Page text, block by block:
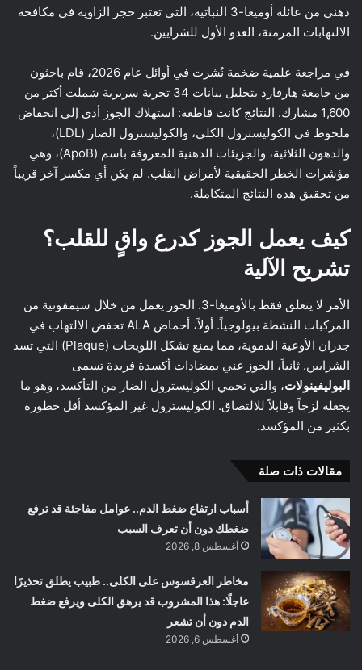
دهني من عائلة أوميغا-3 النباتية، التي تعتبر حجر الزاوية في مكافحة
الالتهابات المزمنة، العدو الأول للشرايين.
في مراجعة علمية ضخمة نُشرت في أوائل عام 2026، قام باحثون
من جامعة هارفارد بتحليل بيانات 34 تجربة سريرية شملت أكثر من
1,600 مشارك. النتائج كانت قاطعة: استهلاك الجوز أدى إلى انخفاض
ملحوظ في الكوليسترول الكلي، والكوليسترول الضار (LDL)،
والدهون الثلاثية، والجزيئات الدهنية المعروفة باسم (ApoB)، وهي
مؤشرات الخطر الحقيقية لأمراض القلب. لم يكن أي مكسر آخر قريباً
من تحقيق هذه النتائج المتكاملة.
كيف يعمل الجوز كدرع واقٍ للقلب؟
تشريح الآلية
الأمر لا يتعلق فقط بالأوميغا-3. الجوز يعمل من خلال سيمفونية من
المركبات النشطة بيولوجياً. أولاً، أحماض ALA تخفض الالتهاب في
جدران الأوعية الدموية، مما يمنع تشكل اللويحات (Plaque) التي تسد
الشرايين. ثانياً، الجوز غني بمضادات أكسدة فريدة تسمى
البوليفينولات، والتي تحمي الكوليسترول الضار من التأكسد، وهو ما
يجعله لزجاً وقابلاً للالتصاق. الكوليسترول غير المؤكسد أقل خطورة
بكثير من المؤكسد.
مقالات ذات صلة
أسباب ارتفاع ضغط الدم.. عوامل مفاجئة قد ترفع
ضغطك دون أن تعرف السبب
أغسطس 8, 2026
مخاطر العرقسوس على الكلى.. طبيب يطلق تحذيرًا
عاجلًا: هذا المشروب قد يرهق الكلى ويرفع ضغط
الدم دون أن تشعر
أغسطس 6, 2026